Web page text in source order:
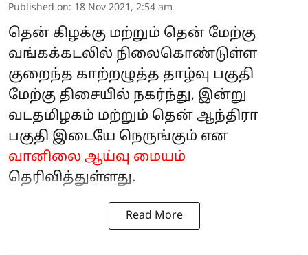
Published on: 18 Nov 2021, 2:54 am
தென் கிழக்கு மற்றும் தென் மேற்கு
வங்கக்கடலில் நிலைகொண்டுள்ள
குறைந்த காற்றழுத்த தாழ்வு பகுதி
மேற்கு திசையில் நகர்ந்து, இன்று
வடதமிழகம் மற்றும் தென் ஆந்திரா
பகுதி இடையே நெருங்கும் என
வானிலை ஆய்வு மையம்
தெரிவித்துள்ளது.
Read More